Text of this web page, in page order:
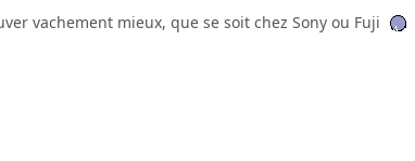
vachement mieux, que se soit chez Sony ou Fuji